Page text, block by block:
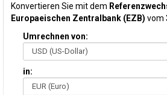
Konvertieren Sie mit dem
Europaeischen Zentralbank (EZB) vom
Umrechnen von:
in: